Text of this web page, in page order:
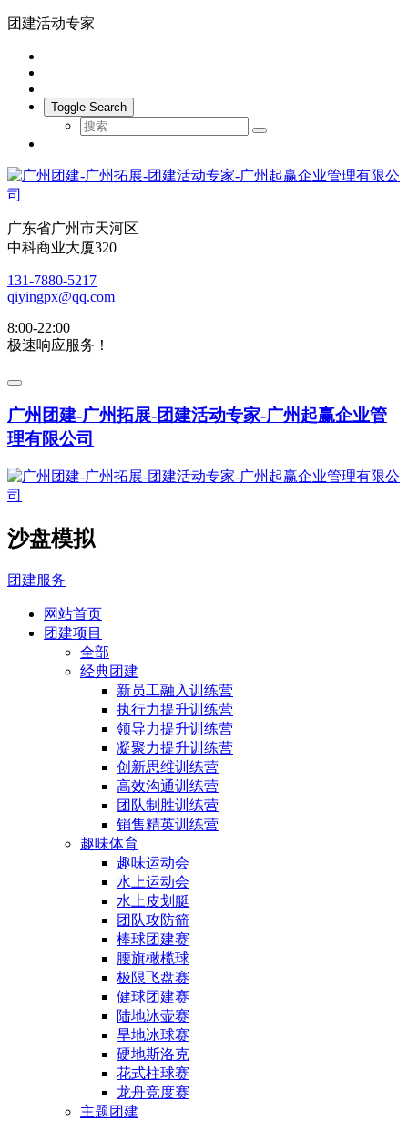
团建活动专家
Toggle Search
广东省广州市天河区
中科商业大厦320
131-7880-5217
qiyingpx@qq.com
8:00-22:00
极速响应服务！
广州团建-广州拓展-团建活动专家-广州起赢企业管
理有限公司
沙盘模拟
团建服务
网站首页
团建项目
全部
经典团建
新员工融入训练营
执行力提升训练营
领导力提升训练营
凝聚力提升训练营
创新思维训练营
高效沟通训练营
团队制胜训练营
销售精英训练营
趣味体育
趣味运动会
水上运动会
水上皮划艇
团队攻防箭
棒球团建赛
腰旗橄榄球
极限飞盘赛
健球团建赛
陆地冰壶赛
旱地冰球赛
硬地斯洛克
花式柱球赛
龙舟竞度赛
主题团建